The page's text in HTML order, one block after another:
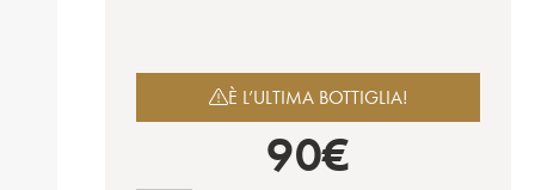
È L’ULTIMA BOTTIGLIA!
90€